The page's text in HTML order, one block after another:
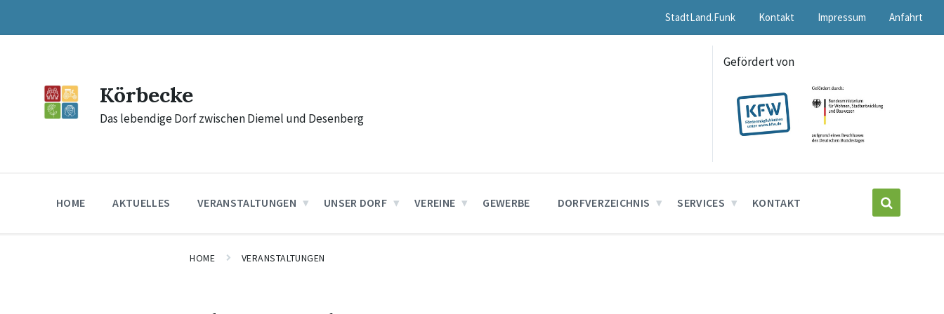
content
main
footer
StadtLand.Funk Kontakt Impressum Anfahrt
Körbecke
Das lebendige Dorf zwischen Diemel und Desenberg
Gefördert von
HOME AKTUELLES VERANSTALTUNGEN UNSER DORF VEREINE GEWERBE DORFVERZEICHNIS SERVICES KONTAKT
HOME VERANSTALTUNGEN